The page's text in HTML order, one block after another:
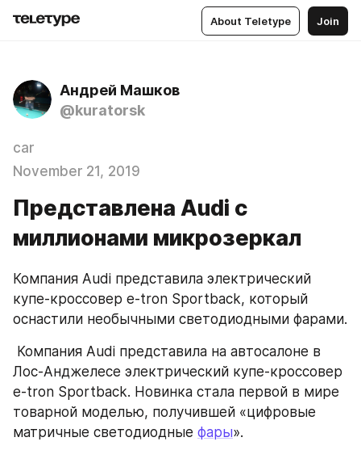
About Teletype Join
Андрей Машков
@kuratorsk
car
November 21, 2019
Представлена Audi с
миллионами микрозеркал
Компания Audi представила электрический
купе-кроссовер e-tron Sportback, который
оснастили необычными светодиодными фарами.
Лос-Анджелесе электрический купе-кроссовер
e-tron Sportback. Новинка стала первой в мире
товарной моделью, получившей «цифровые
матричные светодиодные фары».